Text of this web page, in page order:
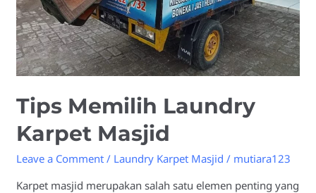
Tips Memilih Laundry
Karpet Masjid
Leave a Comment / Laundry Karpet Masjid / mutiara123
Karpet masjid merupakan salah satu elemen penting yang